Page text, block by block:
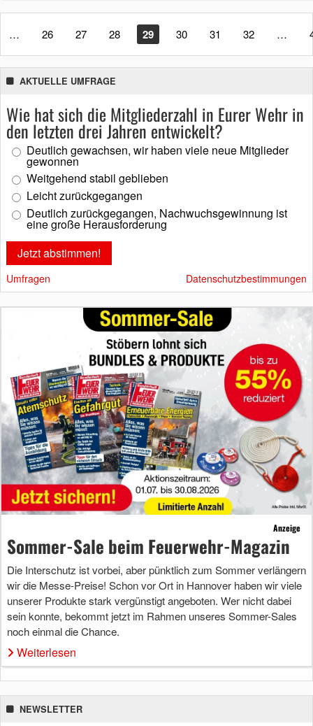
… 26 27 28 29 30 31 32 …
AKTUELLE UMFRAGE
Wie hat sich die Mitgliederzahl in Eurer Wehr in
den letzten drei Jahren entwickelt?
Deutlich gewachsen, wir haben viele neue Mitglieder
gewonnen
Weitgehend stabil geblieben
Leicht zurückgegangen
Deutlich zurückgegangen, Nachwuchsgewinnung ist
eine große Herausforderung
Umfragen Datenschutzbestimmungen
Anzeige
Sommer-Sale beim Feuerwehr-Magazin
Die Interschutz ist vorbei, aber pünktlich zum Sommer verlängern
wir die Messe-Preise! Schon vor Ort in Hannover haben wir viele
unserer Produkte stark vergünstigt angeboten. Wer nicht dabei
sein konnte, bekommt jetzt im Rahmen unseres Sommer-Sales
noch einmal die Chance.
Weiterlesen
NEWSLETTER